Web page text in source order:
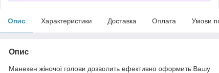
Опис Характеристики Доставка Оплата Умови
Опис
Манекен жіночої голови дозволить ефективно оформить Вашу